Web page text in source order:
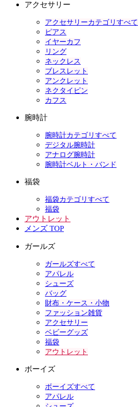
アクセサリー
アクセサリーカテゴリすべて
ピアス
イヤーカフ
リング
ネックレス
ブレスレット
アンクレット
ネクタイピン
カフス
腕時計
腕時計カテゴリすべて
デジタル腕時計
アナログ腕時計
腕時計ベルト・バンド
福袋
福袋カテゴリすべて
福袋
アウトレット
メンズ TOP
ガールズ
ガールズすべて
アパレル
シューズ
バッグ
財布・ケース・小物
ファッション雑貨
アクセサリー
ベビーグッズ
福袋
アウトレット
ボーイズ
ボーイズすべて
アパレル